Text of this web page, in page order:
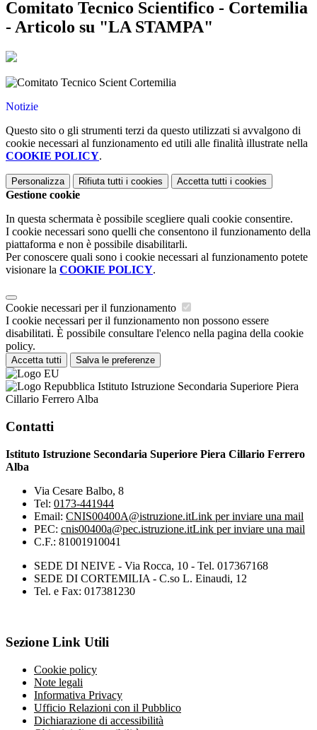
Comitato Tecnico Scientifico - Cortemilia
- Articolo su "LA STAMPA"
Notizie
Questo sito o gli strumenti terzi da questo utilizzati si avvalgono di
cookie necessari al funzionamento ed utili alle finalità illustrate nella
COOKIE POLICY.
Personalizza Rifiuta tutti i cookies Accetta tutti i cookies
Gestione cookie
In questa schermata è possibile scegliere quali cookie consentire.
I cookie necessari sono quelli che consentono il funzionamento della
piattaforma e non è possibile disabilitarli.
Per conoscere quali sono i cookie necessari al funzionamento potete
visionare la COOKIE POLICY.
Cookie necessari per il funzionamento
I cookie necessari per il funzionamento non possono essere
disabilitati. È possibile consultare l'elenco nella pagina della cookie
policy.
Accetta tutti Salva le preferenze
Istituto Istruzione Secondaria Superiore Piera
Cillario Ferrero Alba
Contatti
Istituto Istruzione Secondaria Superiore Piera Cillario Ferrero
Alba
Via Cesare Balbo, 8
Tel: 0173-441944
Email: CNIS00400A@istruzione.itLink per inviare una mail
PEC: cnis00400a@pec.istruzione.itLink per inviare una mail
C.F.: 81001910041
SEDE DI NEIVE - Via Rocca, 10 - Tel. 017367168
SEDE DI CORTEMILIA - C.so L. Einaudi, 12
Tel. e Fax: 017381230
Sezione Link Utili
Cookie policy
Note legali
Informativa Privacy
Ufficio Relazioni con il Pubblico
Dichiarazione di accessibilità